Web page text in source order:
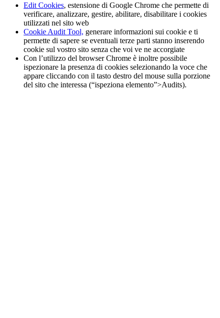
Edit Cookies, estensione di Google Chrome che permette di
verificare, analizzare, gestire, abilitare, disabilitare i cookies
utilizzati nel sito web
Cookie Audit Tool, generare informazioni sui cookie e ti
permette di sapere se eventuali terze parti stanno inserendo
cookie sul vostro sito senza che voi ve ne accorgiate
Con l’utilizzo del browser Chrome è inoltre possibile
ispezionare la presenza di cookies selezionando la voce che
appare cliccando con il tasto destro del mouse sulla porzione
del sito che interessa (“ispeziona elemento”>Audits).